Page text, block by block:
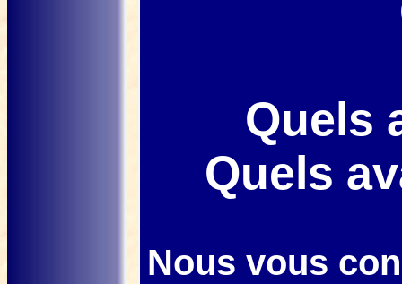
Quels
Quels
Nous vous